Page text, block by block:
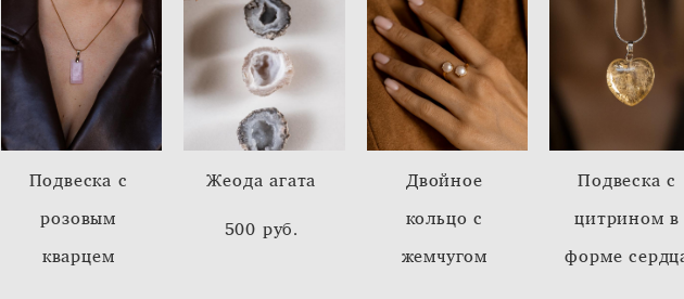
Подвеска с
розовым
кварцем
Жеода агата
500 pуб.
Двойное
кольцо с
жемчугом
Подвеска с
цитрином в
форме